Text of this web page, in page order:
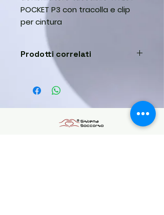
POCKET P3 con tracolla e clip
per cintura
Prodotti correlati
Defibrillatore Vivest Pocket P3